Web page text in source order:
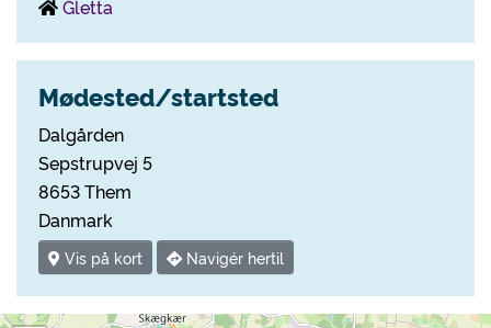
Gletta
Mødested/startsted
Dalgården
Sepstrupvej 5
8653 Them
Danmark
Vis på kort Navigér hertil